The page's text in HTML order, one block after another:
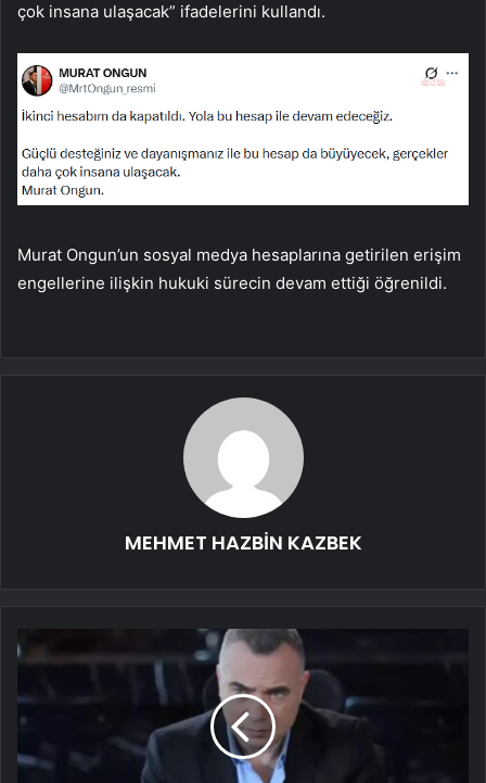
çok insana ulaşacak” ifadelerini kullandı.
Murat Ongun’un sosyal medya hesaplarına getirilen erişim
engellerine ilişkin hukuki sürecin devam ettiği öğrenildi.
MEHMET HAZBİN KAZBEK